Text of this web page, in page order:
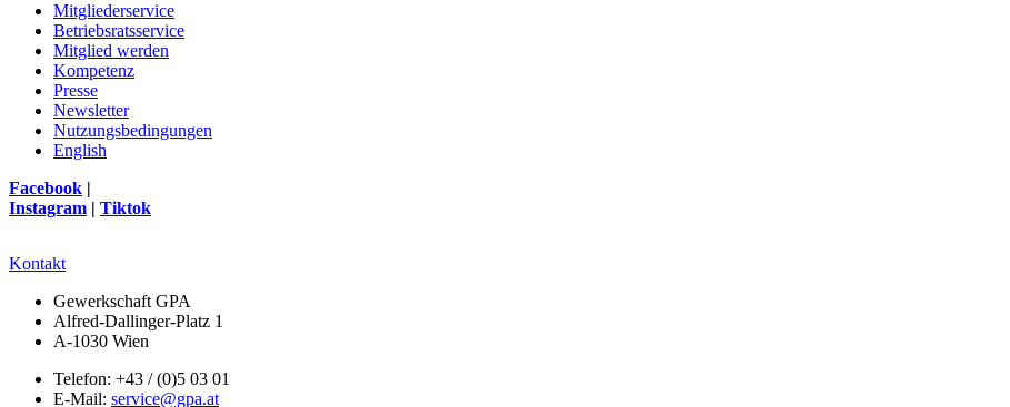
Mitgliederservice
Betriebsratsservice
Mitglied werden
Kompetenz
Presse
Newsletter
Nutzungsbedingungen
English
Facebook
Instagram
Tiktok
Kontakt
Gewerkschaft GPA
Alfred-Dallinger-Platz 1
A-1030 Wien
Telefon: +43 / (0)5 03 01
E-Mail: service@gpa.at